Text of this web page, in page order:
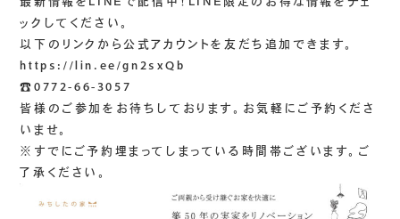
ックしてください。
以下のリンクから公式アカウントを友だち追加できます。
https://lin.ee/gn2sxQb
☎0772-66-3057
皆様のご参加をお待ちしております。お気軽にご予約くださ
いませ。
※すでにご予約埋まってしまっている時間帯ございます。ご
了承ください。